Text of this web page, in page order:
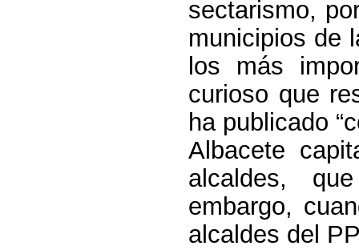
sectarismo,
municipios de
los más
curioso que
ha publicado
Albacete
alcaldes,
embargo,
alcaldes del